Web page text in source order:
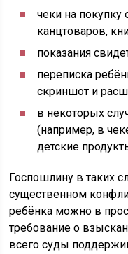
чеки на
канцтоваров,
показания
переписка
скриншот и
в некоторых
(например, в
детские
Госпошлину в таких
существенном
ребёнка можно в
требование о
всего суды